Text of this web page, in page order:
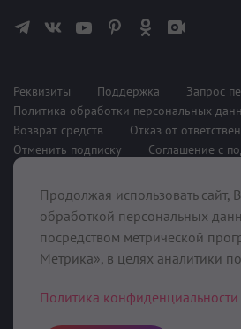
Реквизиты Поддержка
Запрос
Политика обработки персональных
Возврат средств
Отказ от
Отменить подписку
Соглашение с
При
Продолжая использовать сайт,
обработкой персональных
посредством метрической
Метрика», в целях аналитики
Политика конфиденциальности